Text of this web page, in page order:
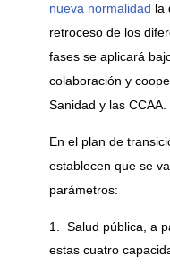
nueva normalidad la
retroceso de los
fases se aplicará
colaboración y
Sanidad y las CCAA.
En el plan de
establecen que se
parámetros:
Salud pública, a
estas cuatro